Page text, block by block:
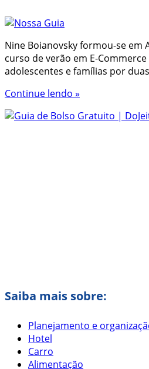
Nine Boianovsky formou-se em
curso de verão em E-
adolescentes e famílias por
Continue lendo »
Saiba mais sobre:
Planejamento e
Hotel
Carro
Alimentação